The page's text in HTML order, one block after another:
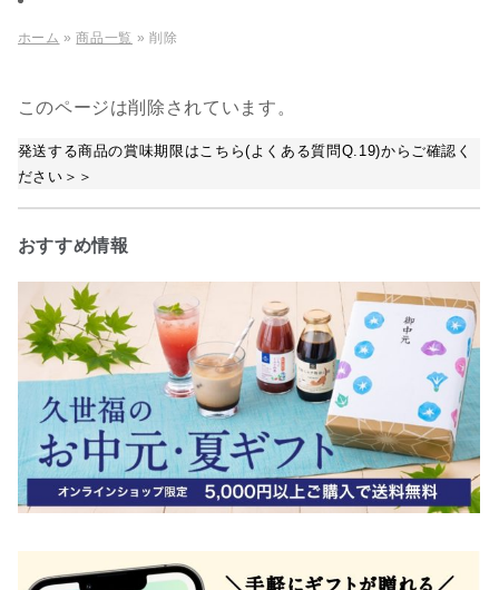
ホーム »商品一覧 » 削除
このページは削除されています。
発送する商品の賞味期限はこちら(よくある質問Q.19)からご確認く
ださい＞＞
おすすめ情報